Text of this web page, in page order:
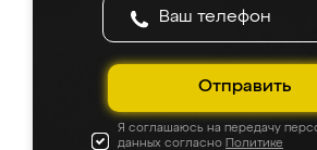
Отправить
Я соглашаюсь на передачу
данных согласно Политике